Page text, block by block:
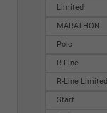
Limited
MARATHON
Polo
R-Line
R-Line Limited
Start